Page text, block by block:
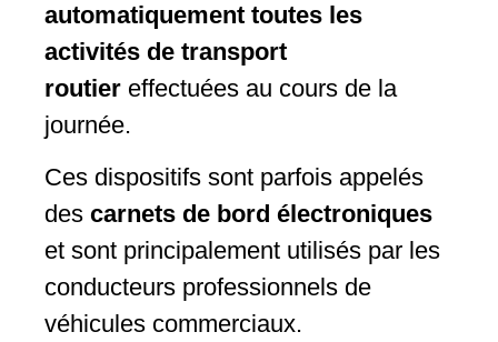
automatiquement toutes les
activités de transport
routier effectuées au cours de la
journée.
Ces dispositifs sont parfois appelés
des carnets de bord électroniques
et sont principalement utilisés par les
conducteurs professionnels de
véhicules commerciaux.